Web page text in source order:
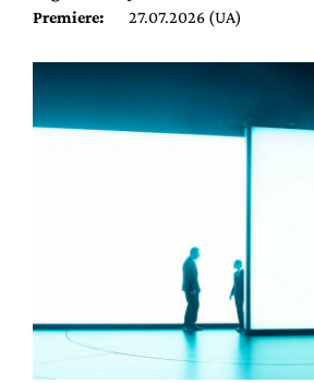
Premiere:
27.07.2026 (UA)